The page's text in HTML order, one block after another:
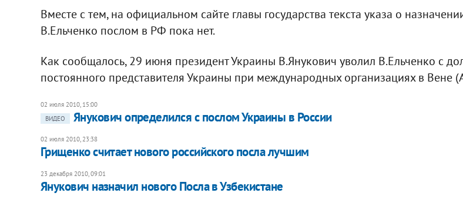
Вместе с тем, на официальном сайте главы государства текста указа о
В.Ельченко послом в РФ пока нет.
Как сообщалось, 29 июня президент Украины В.Янукович уволил В.Ельченко с
постоянного представителя Украины при международных организациях в Вене
02 июля 2010, 15:00
ВИДЕО
Янукович определился с послом Украины в России
02 июля 2010, 23:38
Грищенко считает нового российского посла лучшим
23 декабря 2010, 09:01
Янукович назначил нового Посла в Узбекистане